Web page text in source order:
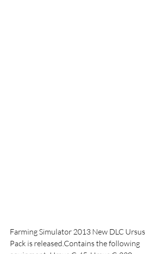
Farming Simulator 2013 New DLC Ursus
Pack is released.Contains the following